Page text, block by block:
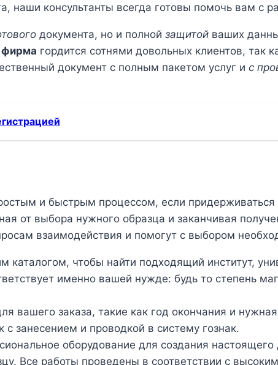
наши консультанты всегда готовы помочь вам с
документа, но и полной защитой ваших
фирма гордится сотнями довольных клиентов, так
документ с полным пакетом услуг и с
и быстрым процессом, если
от выбора нужного образца и заканчивая
взаимодействия и помогут с выбором
каталогом, чтобы найти подходящий институт,
именно вашей нужде: будь то степень
вашего заказа, такие как год окончания и
занесением и проводкой в систему гознак.
оборудование для создания настоящего
Все работы проведены в соответствии с